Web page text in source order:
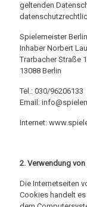
geltenden
Spielemeister Berlin
Inhaber Norbert
Trarbacher Straße
13088 Berlin
Tel.: 030/96206133
Email:
Internet:
2. Verwendung
Die Internetseiten
Cookies handelt